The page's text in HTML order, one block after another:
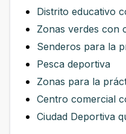
Distrito educativo
Zonas verdes con
Senderos para la
Pesca deportiva
Zonas para la
Centro comercial
Ciudad Deportiva